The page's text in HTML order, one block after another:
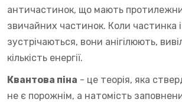
античастинок, що мають
звичайних частинок. Коли частинка
зустрічаються, вони анігілюють,
кількість енергії.
Квантова піна - це теорія, яка
не є порожнім, а натомість